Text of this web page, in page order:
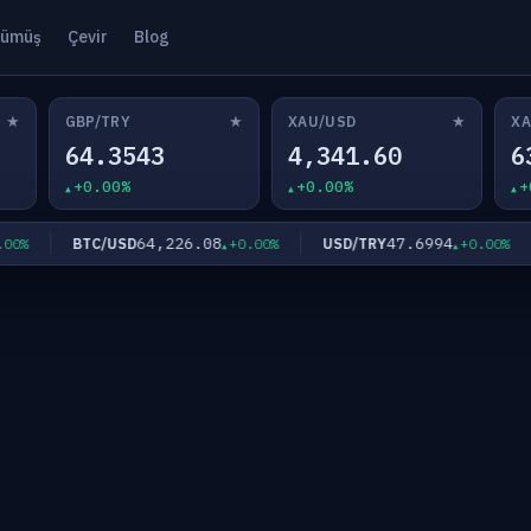
Çevir Blog
★ GBP/TRY ★
64.3543
+0.00%
XAU/USD ★
4,341.60
+0.00%
BTC/USD64,226.08 +0.00% USD/TRY47.6994 +0.00%